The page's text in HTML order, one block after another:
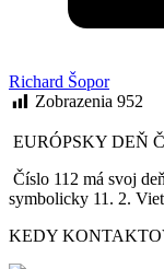
Richard Šopor
Zobrazenia 952
EURÓPSKY DEŇ
Číslo 112 má svoj
symbolicky 11. 2.
KEDY